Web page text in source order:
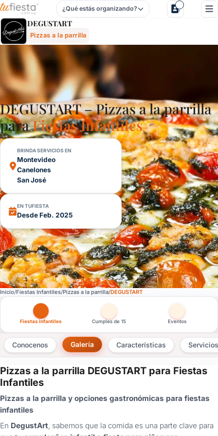
Degustart - Pizzas A La Parrilla Para Fiestas Y Eventos En
¿Qué estás organizando?
DEGUSTART
Pizzas a la parrilla
DEGUSTART – Pizzas a la parrilla
paraFiestas Infantiles
BRINDA SERVICIOS EN
Montevideo
Canelones
San José
EN TUFIESTA
Desde Feb. 2025
Inicio Fiestas Infantiles Pizzas a la parrilla DEGUSTART
Otras versiones de esta ficha por tipo de festejo
Fiestas infantiles Cumples de 15 Eventos
Conocenos Galería Características Servicios
Pizzas a la parrilla DEGUSTART para Fiestas
Infantiles
Pizzas a la parrilla y opciones gastronómicas para fiestas
infantiles
En DegustArt, sabemos que la comida es una parte clave para
×
Consultar
tenés
cuenta?